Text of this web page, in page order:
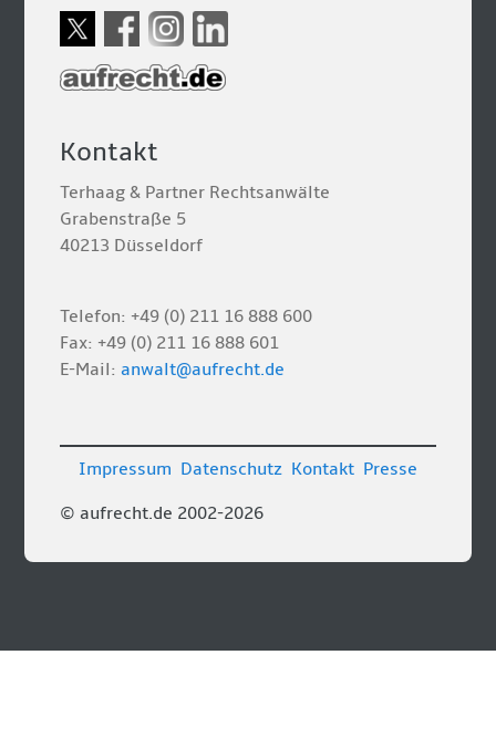
Kontakt
Terhaag & Partner Rechtsanwälte
Grabenstraße 5
40213 Düsseldorf
Telefon: +49 (0) 211 16 888 600
Fax: +49 (0) 211 16 888 601
E-Mail:anwalt@aufrecht.de
© aufrecht.de 2002-2026
Impressum Datenschutz Kontakt Presse